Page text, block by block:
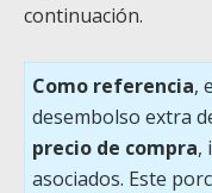
continuación.
Como referencia,
desembolso extra
precio de compra,
asociados. Este